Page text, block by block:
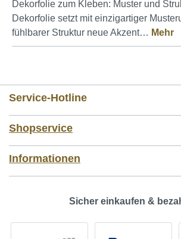
Dekorfolie zum Kleben: Muster und
Dekorfolie setzt mit einzigartiger
fühlbarer Struktur neue Akzent… Mehr
Service-Hotline
Shopservice
Informationen
Sicher einkaufen &